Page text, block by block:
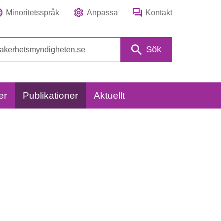
Minoritetsspråk Anpassa Kontakt
Sök
Publikationer Aktuellt